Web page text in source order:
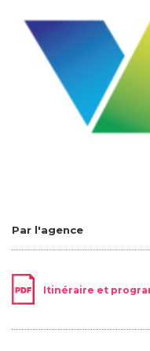
Par l'agence
Itinéraire et